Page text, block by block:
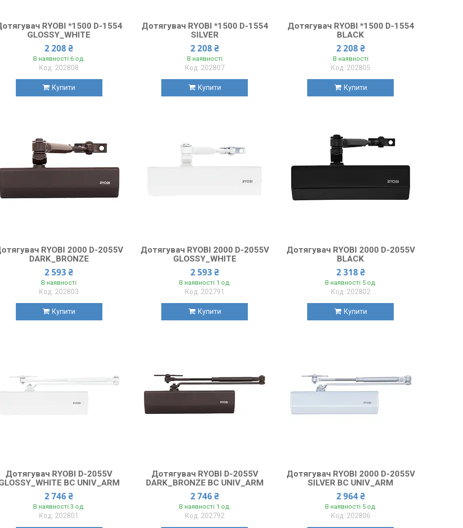
RYOBI *1500 D-1554
GLOSSY_WHITE
2 208 ₴
В наявності 6 од.
202808
Купити
Дотягувач RYOBI *1500 D-1554
SILVER
2 208 ₴
В наявності
202807
Купити
Дотягувач RYOBI *1500 D-1554
BLACK
2 208 ₴
В наявності
202805
Купити
RYOBI 2000 D-2055V
DARK_BRONZE
2 593 ₴
В наявності
202803
Купити
Дотягувач RYOBI 2000 D-2055V
GLOSSY_WHITE
2 593 ₴
В наявності 1 од.
202791
Купити
Дотягувач RYOBI 2000 D-2055V
BLACK
2 318 ₴
В наявності 5 од.
202802
Купити
Дотягувач RYOBI D-2055V
BC UNIV_ARM
2 746 ₴
В наявності 3 од.
202801
Дотягувач RYOBI D-2055V
DARK_BRONZE BC UNIV_ARM
2 746 ₴
В наявності 1 од.
202792
Дотягувач RYOBI 2000 D-2055V
SILVER BC UNIV_ARM
2 964 ₴
В наявності 5 од.
202806